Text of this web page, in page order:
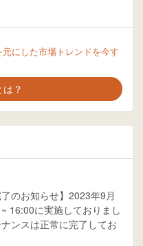
にした市場トレンドを今す
？
了のお知らせ】2023年9月
16:00に実施しておりまし
ンスは正常に完了してお